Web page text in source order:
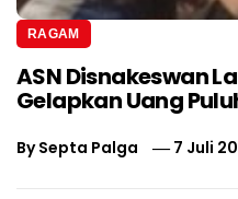
RAGAM
ASN Disnakeswan
Gelapkan Uang
BySepta Palga 7 Juli